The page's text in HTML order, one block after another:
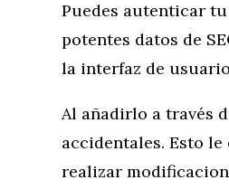
Puedes autenticar
potentes datos de
la interfaz de
Al añadirlo a través
accidentales. Esto
realizar